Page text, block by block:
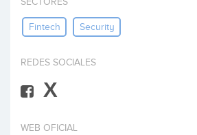
Fintech Security
REDES SOCIALES
X
WEB OFICIAL